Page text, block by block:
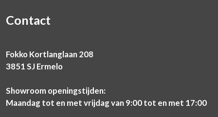
Contact
Fokko Kortlanglaan 208
3851 SJ Ermelo
Showroom openingstijden:
Maandag tot en met vrijdag van 9:00 tot en met 17:00